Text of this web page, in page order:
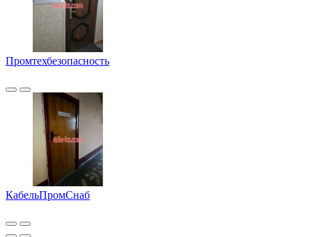
Промтехбезопасность
КабельПромСнаб